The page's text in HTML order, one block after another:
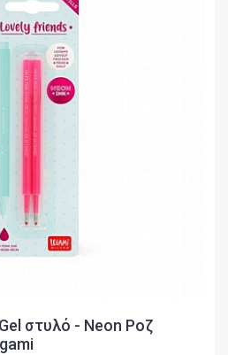
στυλό - Neon Ροζ